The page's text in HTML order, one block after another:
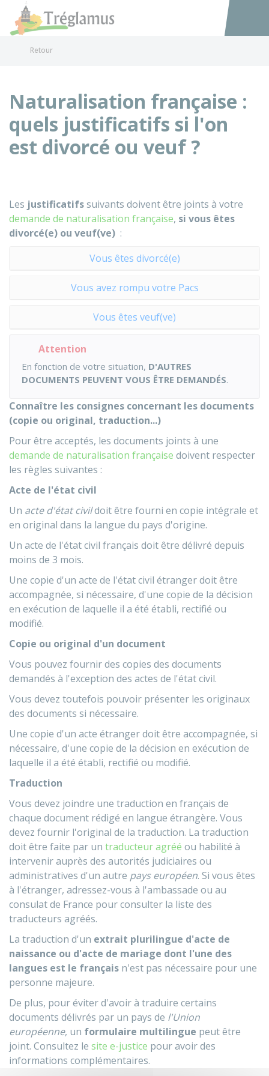
Accéder
Retour
Naturalisation française :
quels justificatifs si l'on
est divorcé ou veuf ?
Les justificatifssuivants doivent être joints à votre
demande de naturalisation française, si vous êtes
divorcé(e) ou veuf(ve) :
Vous êtes divorcé(e)
Vous avez rompu votre Pacs
Vous êtes veuf(ve)
Attention
En fonction de votre situation, D'AUTRES
DOCUMENTS PEUVENT VOUS ÊTRE DEMANDÉS.
Connaître les consignes concernant les documents
(copie ou original, traduction...)
Pour être acceptés, les documents joints à une
demande de naturalisation française doivent respecter
les règles suivantes :
Acte de l'état civil
Un acte d'état civildoit être fourni en copie intégrale et
en original dans la langue du pays d'origine.
Un acte de l'état civil français doit être délivré depuis
moins de 3 mois.
Une copie d'un acte de l'état civil étranger doit être
accompagnée, si nécessaire, d'une copie de la décision
en exécution de laquelle il a été établi, rectifié ou
modifié.
Copie ou original d'un document
Vous pouvez fournir des copies des documents
demandés à l'exception des actes de l'état civil.
Vous devez toutefois pouvoir présenter les originaux
des documents si nécessaire.
Une copie d'un acte étranger doit être accompagnée, si
nécessaire, d'une copie de la décision en exécution de
laquelle il a été établi, rectifié ou modifié.
Traduction
Vous devez joindre une traduction en français de
chaque document rédigé en langue étrangère. Vous
devez fournir l'original de la traduction. La traduction
doit être faite par un traducteur agréé ou habilité à
intervenir auprès des autorités judiciaires ou
administratives d'un autre pays européen. Si vous êtes
à l'étranger, adressez-vous à l'ambassade ou au
consulat de France pour consulter la liste des
traducteurs agréés.
La traduction d'un extrait plurilingue d'acte de
naissance ou d'acte de mariage dont l'une des
langues est le français n'est pas nécessaire pour une
personne majeure.
De plus, pour éviter d'avoir à traduire certains
documents délivrés par un pays de l'Union
européenne, un formulaire multilingue peut être
joint. Consultez le site e-justice pour avoir des
informations complémentaires.